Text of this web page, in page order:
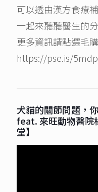
可以透由漢方食療
一起來聽聽醫生的
更多資訊請點選毛
https://pse.is/
犬貓的關節問題，
feat. 來旺動物醫院
堂】